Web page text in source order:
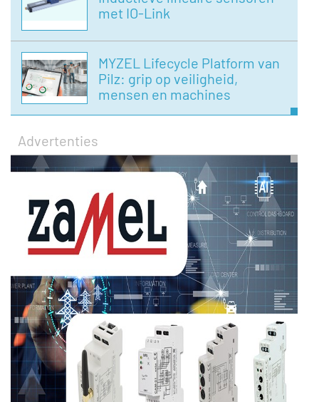
met IO-Link
MYZEL Lifecycle Platform van
Pilz: grip op veiligheid,
mensen en machines
Advertenties